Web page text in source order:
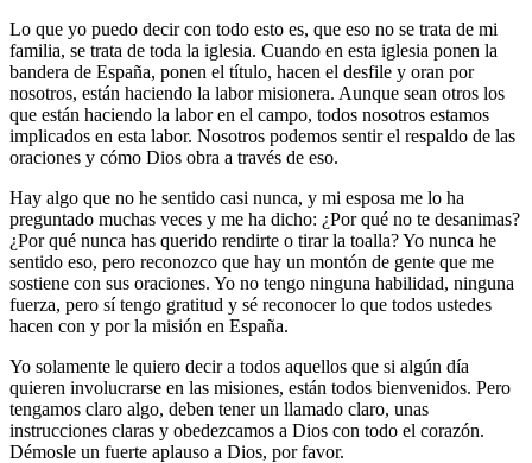
Lo que yo puedo decir con todo esto es, que eso no se trata de mi
familia, se trata de toda la iglesia. Cuando en esta iglesia ponen la
bandera de España, ponen el título, hacen el desfile y oran por
nosotros, están haciendo la labor misionera. Aunque sean otros los
que están haciendo la labor en el campo, todos nosotros estamos
implicados en esta labor. Nosotros podemos sentir el respaldo de las
oraciones y cómo Dios obra a través de eso.
Hay algo que no he sentido casi nunca, y mi esposa me lo ha
preguntado muchas veces y me ha dicho: ¿Por qué no te desanimas?
¿Por qué nunca has querido rendirte o tirar la toalla? Yo nunca he
sentido eso, pero reconozco que hay un montón de gente que me
sostiene con sus oraciones. Yo no tengo ninguna habilidad, ninguna
fuerza, pero sí tengo gratitud y sé reconocer lo que todos ustedes
hacen con y por la misión en España.
Yo solamente le quiero decir a todos aquellos que si algún día
quieren involucrarse en las misiones, están todos bienvenidos. Pero
tengamos claro algo, deben tener un llamado claro, unas
instrucciones claras y obedezcamos a Dios con todo el corazón.
Démosle un fuerte aplauso a Dios, por favor.